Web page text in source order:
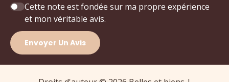
Cette note est fondée sur ma propre expérience
et mon véritable avis.
Envoyer Un Avis